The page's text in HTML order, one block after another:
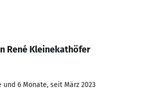
René Kleinekathöfer
und 6 Monate, seit März 2023